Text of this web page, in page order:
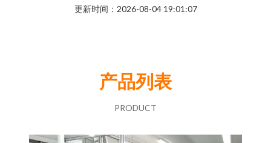
更新时间：2026-08-04 19:01:07
产品列表
PRODUCT